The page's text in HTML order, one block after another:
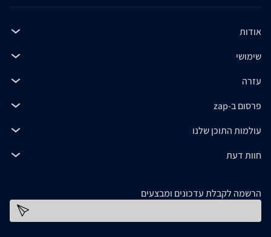
אודות
שימושי
עזרה
פרסום ב-zap
עולמות התוכן שלנו
חוות דעת
הרשמה לקבלת עדכונים ומבצעים